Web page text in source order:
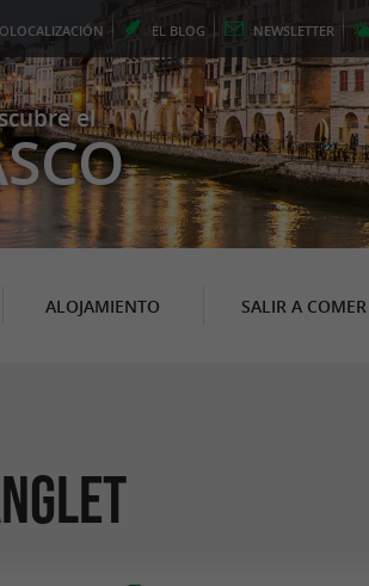
LOCALIZACIÓN EL BLOG NEWSLETTER
el
ALOJAMIENTO SALIR A COMER